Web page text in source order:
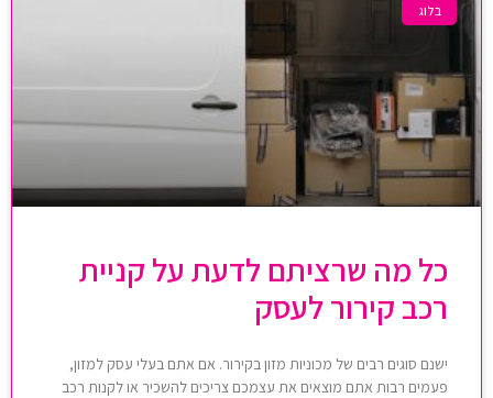
בלוג
כל מה שרציתם לדעת על קניית
רכב קירור לעסק
ישנם סוגים רבים של מכוניות מזון בקירור. אם אתם בעלי עסק למזון,
פעמים רבות אתם מוצאים את עצמכם צריכים להשכיר או לקנות רכב